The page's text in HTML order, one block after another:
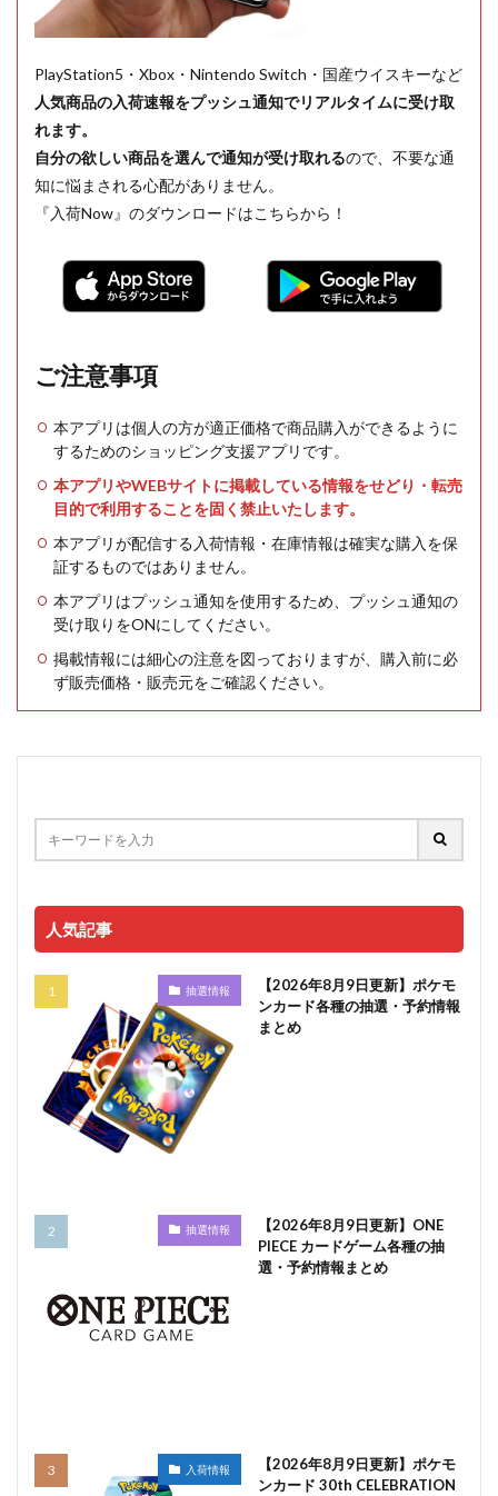
PlayStation5・Xbox・Nintendo Switch・国産ウイスキーなど
人気商品の入荷速報をプッシュ通知でリアルタイムに受け取
れます。
自分の欲しい商品を選んで通知が受け取れるので、不要な通
知に悩まされる心配がありません。
『入荷Now』のダウンロードはこちらから！
ご注意事項
本アプリは個人の方が適正価格で商品購入ができるように
するためのショッピング支援アプリです。
本アプリやWEBサイトに掲載している情報をせどり・転売
目的で利用することを固く禁止いたします。
本アプリが配信する入荷情報・在庫情報は確実な購入を保
証するものではありません。
本アプリはプッシュ通知を使用するため、プッシュ通知の
受け取りをONにしてください。
掲載情報には細心の注意を図っておりますが、購入前に必
ず販売価格・販売元をご確認ください。
人気記事
抽選情報
【2026年8月9日更新】ポケモ
ンカード各種の抽選・予約情報
まとめ
抽選情報
【2026年8月9日更新】ONE
PIECE カードゲーム各種の抽
選・予約情報まとめ
入荷情報
【2026年8月9日更新】ポケモ
ンカード 30th CELEBRATION